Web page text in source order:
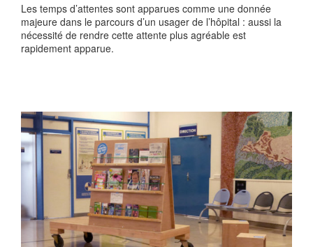
Les temps d’attentes sont apparues comme une donnée
majeure dans le parcours d’un usager de l’hôpital : aussi la
nécessité de rendre cette attente plus agréable est
rapidement apparue.